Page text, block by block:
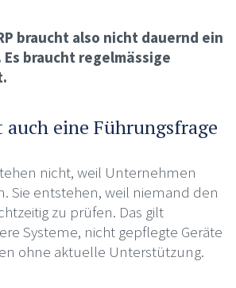
braucht also nicht dauernd ein
braucht regelmässige
eine Führungsfrage
nicht, weil Unternehmen
Sie entstehen, weil niemand den
zu prüfen. Das gilt
Systeme, nicht gepflegte Geräte
ohne aktuelle Unterstützung.